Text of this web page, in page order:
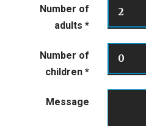
Number of
adults*
2
Number of
children*
0
Message